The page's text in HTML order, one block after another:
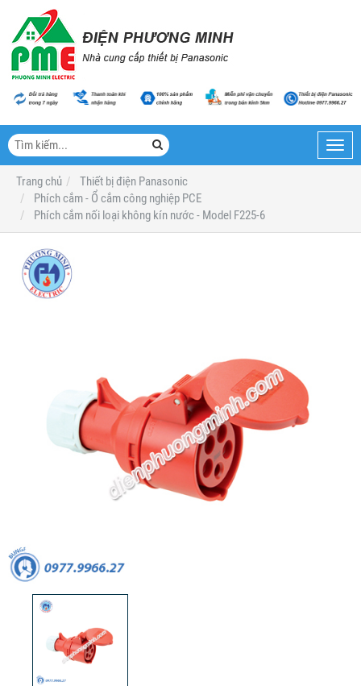
Trang chủ
Thiết bị điện Panasonic
Phích cắm - Ổ cắm công nghiệp PCE
Phích cắm nối loại không kín nước - Model F225-6